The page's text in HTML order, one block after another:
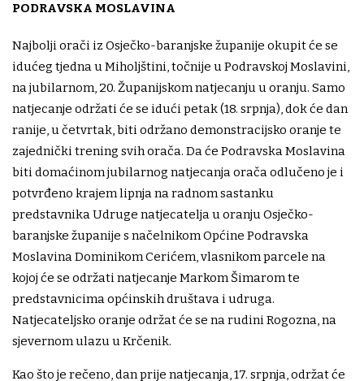
PODRAVSKA MOSLAVINA
Najbolji orači iz Osječko-baranjske županije okupit će se
idućeg tjedna u Miholjštini, točnije u Podravskoj Moslavini,
na jubilarnom, 20. Županijskom natjecanju u oranju. Samo
natjecanje održati će se idući petak (18. srpnja), dok će dan
ranije, u četvrtak, biti održano demonstracijsko oranje te
zajednički trening svih orača. Da će Podravska Moslavina
biti domaćinom jubilarnog natjecanja orača odlučeno je i
potvrđeno krajem lipnja na radnom sastanku
predstavnika Udruge natjecatelja u oranju Osječko-
baranjske županije s načelnikom Općine Podravska
Moslavina Dominikom Cerićem, vlasnikom parcele na
kojoj će se održati natjecanje Markom Šimarom te
predstavnicima općinskih društava i udruga.
Natjecateljsko oranje održat će se na rudini Rogozna, na
sjevernom ulazu u Krčenik.
Kao što je rečeno, dan prije natjecanja, 17. srpnja, održat će